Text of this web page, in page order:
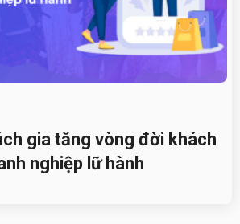
gia tăng vòng đời khách
nghiệp lữ hành